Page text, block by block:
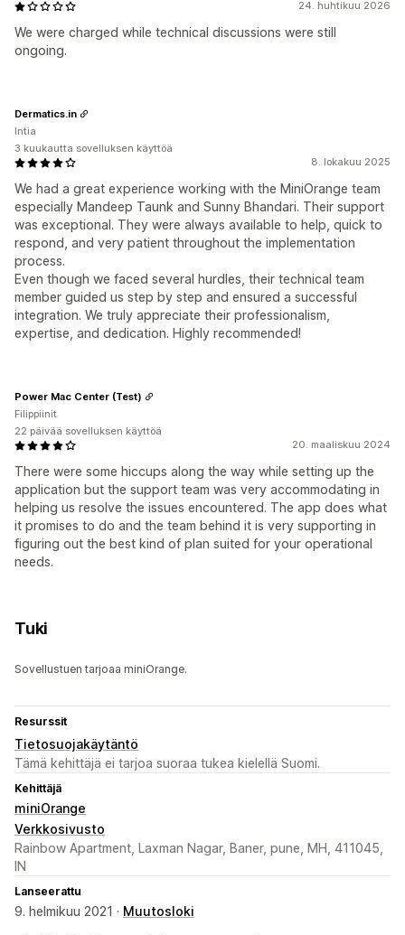
24. huhtikuu 2026
We were charged while technical discussions were still
ongoing.
8. lokakuu 2025
We had a great experience working with the MiniOrange team
especially Mandeep Taunk and Sunny Bhandari. Their support
was exceptional. They were always available to help, quick to
respond, and very patient throughout the implementation
process.
Even though we faced several hurdles, their technical team
member guided us step by step and ensured a successful
integration. We truly appreciate their professionalism,
expertise, and dedication. Highly recommended!
Dermatics.in
Intia
3 kuukautta sovelluksen käyttöä
20. maaliskuu 2024
There were some hiccups along the way while setting up the
application but the support team was very accommodating in
helping us resolve the issues encountered. The app does what
it promises to do and the team behind it is very supporting in
figuring out the best kind of plan suited for your operational
needs.
Power Mac Center (Test)
Filippiinit
22 päivää sovelluksen käyttöä
Tuki
Sovellustuen tarjoaa miniOrange.
Resurssit
Tietosuojakäytäntö
Tämä kehittäjä ei tarjoa suoraa tukea kielellä Suomi.
Kehittäjä
miniOrange
Verkkosivusto
Rainbow Apartment, Laxman Nagar, Baner, pune, MH, 411045,
IN
Lanseerattu
9. helmikuu 2021 · Muutosloki